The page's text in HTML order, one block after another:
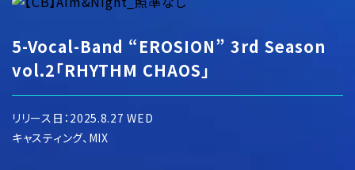
5-Vocal-Band “EROSION” 3rd Season
vol.2「RHYTHM CHAOS」
リリース日：2025.8.27 WED
キャスティング、MIX